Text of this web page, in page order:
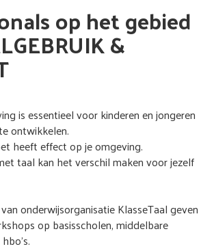
op het gebied
&
is essentieel voor kinderen en jongeren
ontwikkelen.
heeft effect op je omgeving.
taal kan het verschil maken voor jezelf
onderwijsorganisatie KlasseTaal geven
op basisscholen, middelbare